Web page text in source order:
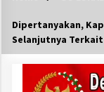
Dipertanyakan,
Selanjutnya